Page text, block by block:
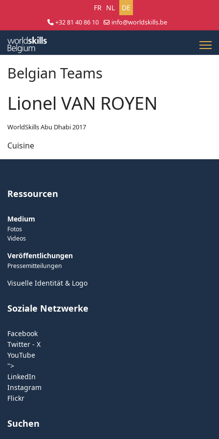
Sprache auswählen
FR NL DE
+32 81 40 86 10
info@worldskills.be
Belgian Teams
Lionel VAN ROYEN
WorldSkills Abu Dhabi 2017
Cuisine
Ressourcen
Medium
Fotos
Videos
Veröffentlichungen
Pressemitteilungen
Visuelle Identität & Logo
Soziale Netzwerke
Facebook
Twitter - X
YouTube
">
LinkedIn
Instagram
Flickr
Suchen